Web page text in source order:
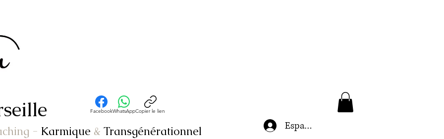
- Karmique & Transgénérationnel
FacebookWhatsAppCopier le lien
Espace membre